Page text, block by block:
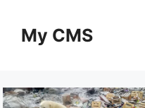
contentMy CMS